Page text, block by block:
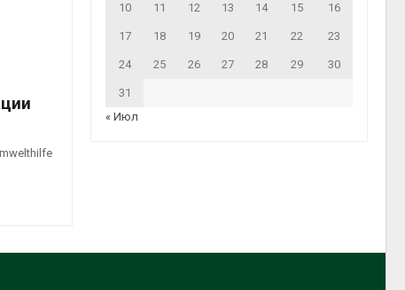
10 11 12 13 14 15 16
17 18 19 20 21 22 23
24 25 26 27 28 29 30
31
« Июл